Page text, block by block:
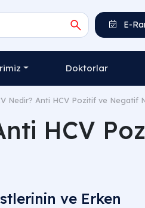
E-
Doktorlar
Nedir? Anti HCV Pozitif ve Negatif
HCV
ve Erken